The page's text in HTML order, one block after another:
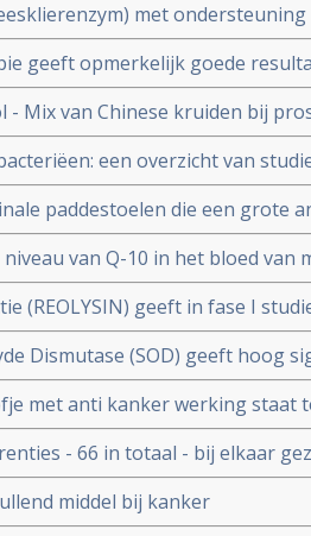
met
resultaten in
geeft opmerkelijk goede
bevestigt aanpak van Dr.
- Mix van Chinese kruiden bij
op kwaliteit van leven en veel
Prostasol bij elkaar gebracht
een overzicht van
van kanker en
paddestoelen die een grote
studies en artikelen.
van Q-10 in het bloed van
voorspeller voor de
een gerandomiseerde studie
(REOLYSIN) geeft in fase I
tumoren, waaronder
Dismutase (SOD) geeft hoog
van bestralingen in het bekken-
bij 100 patiënten met
met anti kanker werking staat
overzichtstudie toont aan dat
heeft- 66 in totaal - bij elkaar
van selenium.
middel bij kanker